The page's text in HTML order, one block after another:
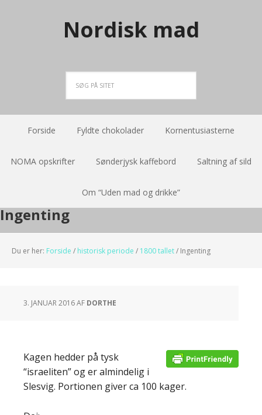
Nordisk mad
Forside Fyldte chokolader Kornentusiasterne
NOMA opskrifter Sønderjysk kaffebord Saltning af sild
Om “Uden mad og drikke”
Ingenting
Du er her: Forside / historisk periode / 1800 tallet/ Ingenting
3. JANUAR 2016AF DORTHE
Kagen hedder på tysk
“israeliten” og er almindelig i
Slesvig. Portionen giver ca 100 kager.